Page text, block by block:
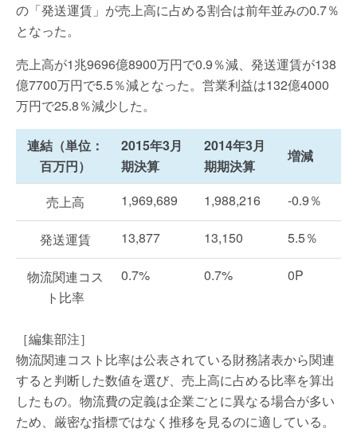
の「発送運賃」が売上高に占める割合は前年並みの0.7％
となった。
売上高が1兆9696億8900万円で0.9％減、発送運賃が138
億7700万円で5.5％減となった。営業利益は132億4000
万円で25.8％減少した。
連結（単位：
百万円）
2015年3月
期決算
2014年3月
期期決算
増減
売上高 1,969,689 1,988,216 -0.9％
発送運賃 13,877 13,150 5.5％
物流関連コス
ト比率
0.7% 0.7% 0P
［編集部注］
物流関連コスト比率は公表されている財務諸表から関連
すると判断した数値を選び、売上高に占める比率を算出
したもの。物流費の定義は企業ごとに異なる場合が多い
ため、厳密な指標ではなく推移を見るのに適している。